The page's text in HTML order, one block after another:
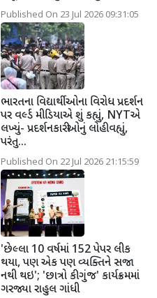
Published On 23 Jul 2026 09:31:05
ભારતના વિદ્યાર્થીઓના વિરોધ પ્રદર્શન
પર વર્લ્ડ મીડિયાએ શું કહ્યું, NYTએ
લખ્યું- પ્રદર્શનકારીઓનું લોહી વહ્યું,
પરંતુ...
Published On 22 Jul 2026 21:15:59
'છેલ્લા 10 વર્ષમાં 152 પેપર લીક
થયા, પણ એક પણ વ્યક્તિને સજા
નથી થઇ'; 'છાત્રો કી ગુંજ' કાર્યક્રમમાં
ગરજ્યા રાહુલ ગાંધી